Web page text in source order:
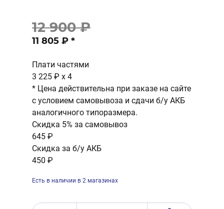
12 900 ₽
11 805 ₽ *
Плати частями
3 225 ₽ x 4
* Цена действительна при заказе на сайте
с условием самовывоза и сдачи б/у АКБ
аналогичного типоразмера.
Скидка 5% за самовывоз
645 ₽
Скидка за б/у АКБ
450 ₽
Есть в наличии в 2 магазинах